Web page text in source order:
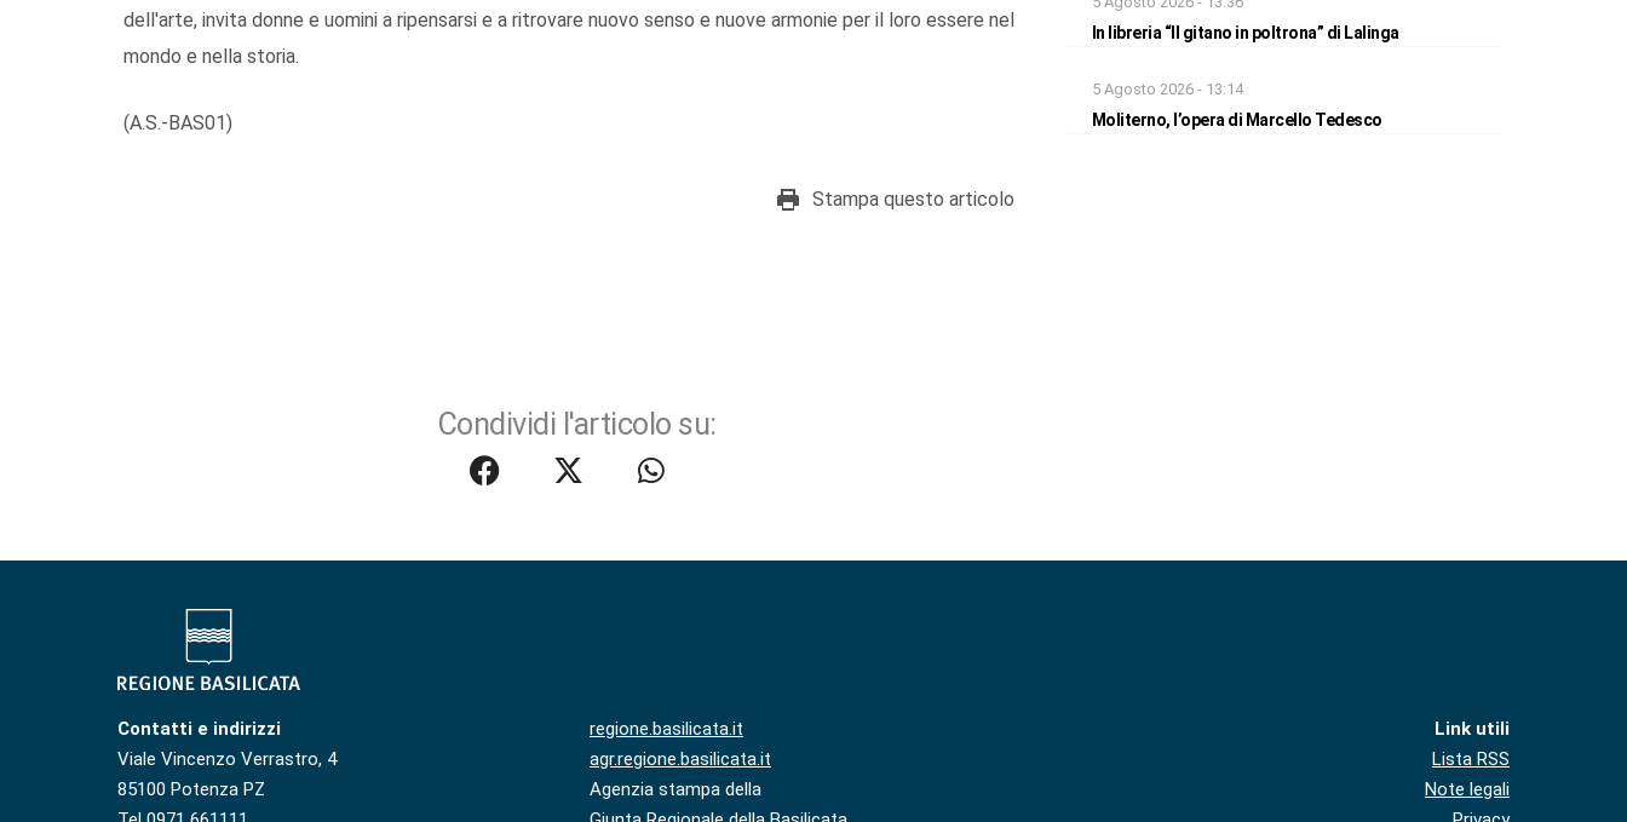
dell'arte, invita donne e uomini a ripensarsi e a ritrovare nuovo senso e nuove armonie per il loro essere nel
mondo e nella storia.
(A.S.-BAS01)
Stampa questo articolo
Condividi l'articolo su:
In libreria “Il gitano in poltrona” di Lalinga
5 Agosto 2026 - 13:14
Moliterno, l’opera di Marcello Tedesco
Contatti e indirizzi
Viale Vincenzo Verrastro, 4
85100 Potenza PZ
regione.basilicata.it
agr.regione.basilicata.it
Agenzia stampa della
Link utili
Lista RSS
Note legali